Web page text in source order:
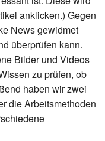
anklicken.) Gegen
News gewidmet
überprüfen kann.
Bilder und Videos
zu prüfen, ob
haben wir zwei
die Arbeitsmethoden